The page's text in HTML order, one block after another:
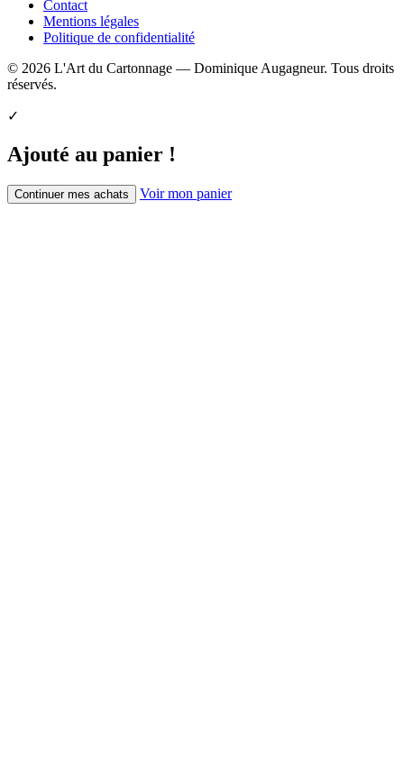
Contact
Mentions légales
Politique de confidentialité
© 2026 L'Art du Cartonnage — Dominique Augagneur. Tous droits
réservés.
✓
Ajouté au panier !
Continuer mes achats Voir mon panier